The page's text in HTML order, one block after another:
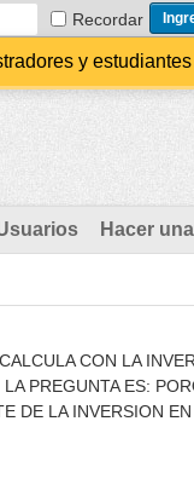
Recordar
y
Hacer
CON LA
PREGUNTA ES:
DE LA INVERSION